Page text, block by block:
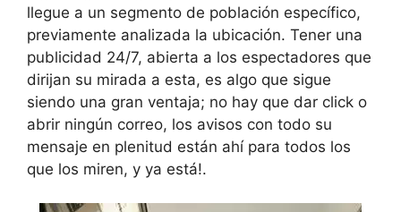
llegue a un segmento de población específico,
previamente analizada la ubicación. Tener una
publicidad 24/7, abierta a los espectadores que
dirijan su mirada a esta, es algo que sigue
siendo una gran ventaja; no hay que dar click o
abrir ningún correo, los avisos con todo su
mensaje en plenitud están ahí para todos los
que los miren, y ya está!.